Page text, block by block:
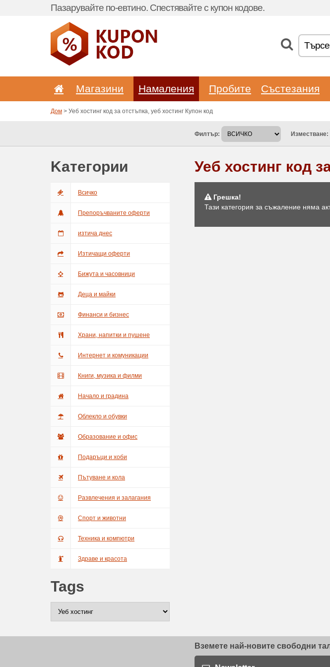
Пазарувайте по-евтино. Спестявайте с купон кодове.
Магазини Hамаления Пробите Състезания
Дом > Уеб хостинг код за отстъпка, уеб хостинг Купон код
Филтър: Изместване:
Kатегории
Bсичкo
Препоръчваните оферти
изтича днес
Изтичащи оферти
Бижута и часовници
Деца и майки
Финанси и бизнес
Храни, напитки и пушене
Интернет и комуникации
Книги, музика и филми
Начало и градина
Облекло и обувки
Образование и офис
Подаръци и хоби
Пътуване и кола
Развлечения и залагания
Спорт и животни
Техника и компютри
Здраве и красота
Tags
Уеб хостинг код
Грешка!
Тази категория за съжаление няма
Вземете най-новите свободни